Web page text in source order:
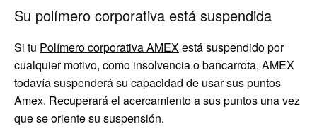
Su polímero corporativa está suspendida
Si tu Polímero corporativa AMEXestá suspendido por
cualquier motivo, como insolvencia o bancarrota, AMEX
todavía suspenderá su capacidad de usar sus puntos
Amex. Recuperará el acercamiento a sus puntos una vez
que se oriente su suspensión.